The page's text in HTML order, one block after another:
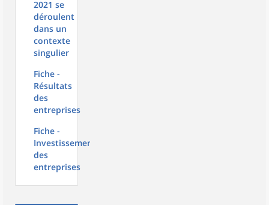
2021 se
déroulent
dans un
contexte
singulier
Fiche -
Résultats
des
entreprises
Fiche -
Investissement
des
entreprises